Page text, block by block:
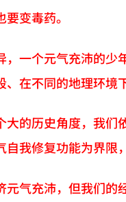
变毒药。
，一个元气充沛的
在不同的地理环境
的历史角度，我们
我修复功能为界限
元气充沛，但我们